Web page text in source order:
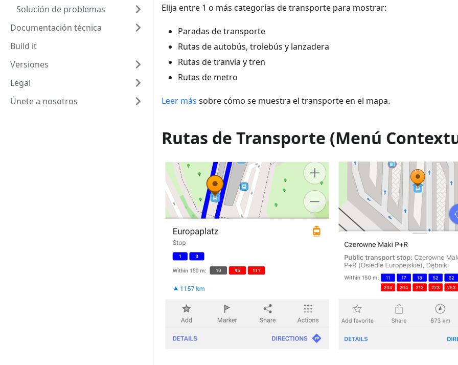
Solución de problemas
Documentación técnica
Build it
Versiones
Legal
Únete a nosotros
Elija entre 1 o más categorías de transporte para mostrar:
Paradas de transporte
Rutas de autobús, trolebús y lanzadera
Rutas de tranvía y tren
Rutas de metro
Leer más sobre cómo se muestra el transporte en el mapa.
Rutas de Transporte (Menú